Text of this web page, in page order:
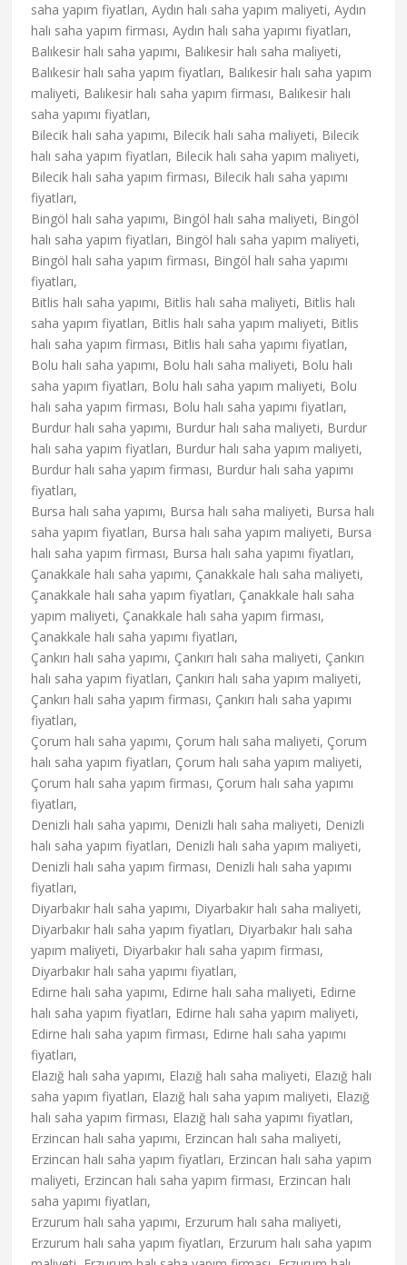
saha yapım fiyatları, Aydın halı saha yapım maliyeti, Aydın
halı saha yapım firması, Aydın halı saha yapımı fiyatları,
Balıkesir halı saha yapımı, Balıkesir halı saha maliyeti,
Balıkesir halı saha yapım fiyatları, Balıkesir halı saha yapım
maliyeti, Balıkesir halı saha yapım firması, Balıkesir halı
saha yapımı fiyatları,
Bilecik halı saha yapımı, Bilecik halı saha maliyeti, Bilecik
halı saha yapım fiyatları, Bilecik halı saha yapım maliyeti,
Bilecik halı saha yapım firması, Bilecik halı saha yapımı
fiyatları,
Bingöl halı saha yapımı, Bingöl halı saha maliyeti, Bingöl
halı saha yapım fiyatları, Bingöl halı saha yapım maliyeti,
Bingöl halı saha yapım firması, Bingöl halı saha yapımı
fiyatları,
Bitlis halı saha yapımı, Bitlis halı saha maliyeti, Bitlis halı
saha yapım fiyatları, Bitlis halı saha yapım maliyeti, Bitlis
halı saha yapım firması, Bitlis halı saha yapımı fiyatları,
Bolu halı saha yapımı, Bolu halı saha maliyeti, Bolu halı
saha yapım fiyatları, Bolu halı saha yapım maliyeti, Bolu
halı saha yapım firması, Bolu halı saha yapımı fiyatları,
Burdur halı saha yapımı, Burdur halı saha maliyeti, Burdur
halı saha yapım fiyatları, Burdur halı saha yapım maliyeti,
Burdur halı saha yapım firması, Burdur halı saha yapımı
fiyatları,
Bursa halı saha yapımı, Bursa halı saha maliyeti, Bursa halı
saha yapım fiyatları, Bursa halı saha yapım maliyeti, Bursa
halı saha yapım firması, Bursa halı saha yapımı fiyatları,
Çanakkale halı saha yapımı, Çanakkale halı saha maliyeti,
Çanakkale halı saha yapım fiyatları, Çanakkale halı saha
yapım maliyeti, Çanakkale halı saha yapım firması,
Çanakkale halı saha yapımı fiyatları,
Çankırı halı saha yapımı, Çankırı halı saha maliyeti, Çankırı
halı saha yapım fiyatları, Çankırı halı saha yapım maliyeti,
Çankırı halı saha yapım firması, Çankırı halı saha yapımı
fiyatları,
Çorum halı saha yapımı, Çorum halı saha maliyeti, Çorum
halı saha yapım fiyatları, Çorum halı saha yapım maliyeti,
Çorum halı saha yapım firması, Çorum halı saha yapımı
fiyatları,
Denizli halı saha yapımı, Denizli halı saha maliyeti, Denizli
halı saha yapım fiyatları, Denizli halı saha yapım maliyeti,
Denizli halı saha yapım firması, Denizli halı saha yapımı
fiyatları,
Diyarbakır halı saha yapımı, Diyarbakır halı saha maliyeti,
Diyarbakır halı saha yapım fiyatları, Diyarbakır halı saha
yapım maliyeti, Diyarbakır halı saha yapım firması,
Diyarbakır halı saha yapımı fiyatları,
Edirne halı saha yapımı, Edirne halı saha maliyeti, Edirne
halı saha yapım fiyatları, Edirne halı saha yapım maliyeti,
Edirne halı saha yapım firması, Edirne halı saha yapımı
fiyatları,
Elazığ halı saha yapımı, Elazığ halı saha maliyeti, Elazığ halı
saha yapım fiyatları, Elazığ halı saha yapım maliyeti, Elazığ
halı saha yapım firması, Elazığ halı saha yapımı fiyatları,
Erzincan halı saha yapımı, Erzincan halı saha maliyeti,
Erzincan halı saha yapım fiyatları, Erzincan halı saha yapım
maliyeti, Erzincan halı saha yapım firması, Erzincan halı
saha yapımı fiyatları,
Erzurum halı saha yapımı, Erzurum halı saha maliyeti,
Erzurum halı saha yapım fiyatları, Erzurum halı saha yapım